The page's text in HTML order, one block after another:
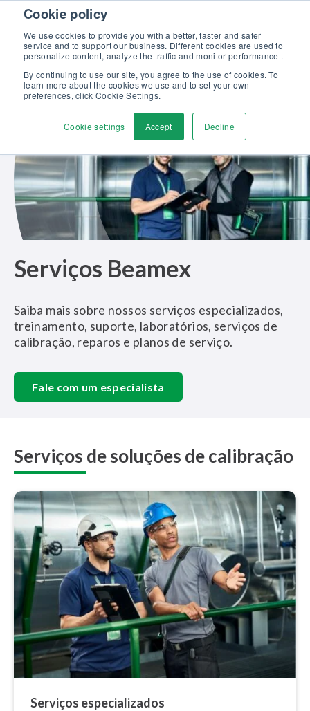
Cookie policy
We use cookies to provide you with a better, faster and safer
service and to support our business. Different cookies are used to
personalize content, analyze the traffic and monitor performance .
By continuing to use our site, you agree to the use of cookies. To
learn more about the cookies we use and to set your own
preferences, click Cookie Settings.
Cookie settings Accept Decline
Skip to content
Descubra o nosso novo folheto Soluções Beamex para excelência em
Fale conosco
Serviços Beamex
Saiba mais sobre nossos serviços especializados,
treinamento, suporte, laboratórios, serviços de
calibração, reparos e planos de serviço.
Fale com um especialista
Serviços de soluções de calibração
Serviços es­pe­ci­a­li­za­dos